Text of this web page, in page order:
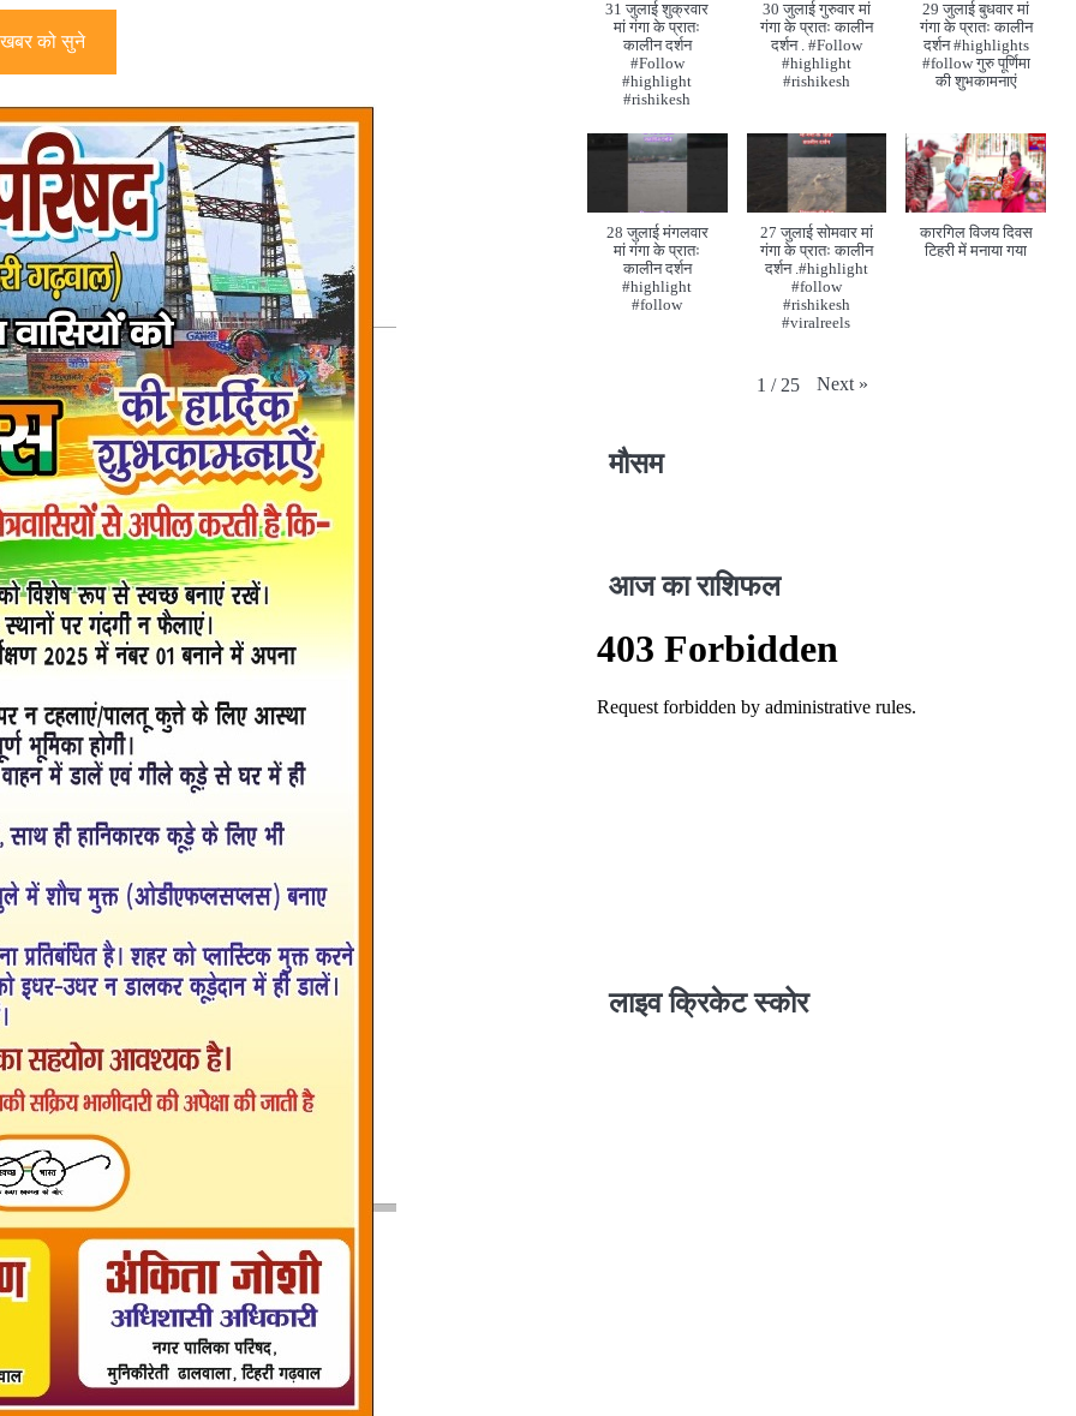
को सुने
31 जुलाई शुक्रवार
मां गंगा के प्रातः
कालीन दर्शन
#Follow
#highlight
#rishikesh
30 जुलाई गुरुवार मां
गंगा के प्रातः कालीन
दर्शन . #Follow
#highlight
#rishikesh
29 जुलाई बुधवार मां
गंगा के प्रातः कालीन
दर्शन #highlights
#follow गुरु पूर्णिमा
की शुभकामनाएं
28 जुलाई मंगलवार
मां गंगा के प्रातः
कालीन दर्शन
#highlight
#follow
27 जुलाई सोमवार मां
गंगा के प्रातः कालीन
दर्शन .#highlight
#follow
#rishikesh
#viralreels
कारगिल विजय दिवस
टिहरी में मनाया गया
1 / 25 Next »
मौसम
आज का राशिफल
लाइव क्रिकेट स्कोर